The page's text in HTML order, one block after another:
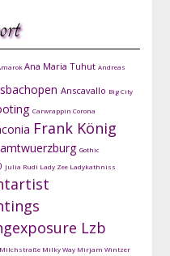
Ana Maria Tuhut Andreas
Anscavallo Big City
Carwrappin Corona
Frank König
Gothic
Julia Rudi Lady Zee Ladykathniss
Lzb
Milchstraße Milky Way Mirjam Wintzer